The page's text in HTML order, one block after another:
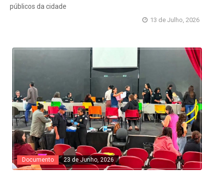
públicos da cidade
13 de Julho, 2026
Documento 23 de Junho, 2026